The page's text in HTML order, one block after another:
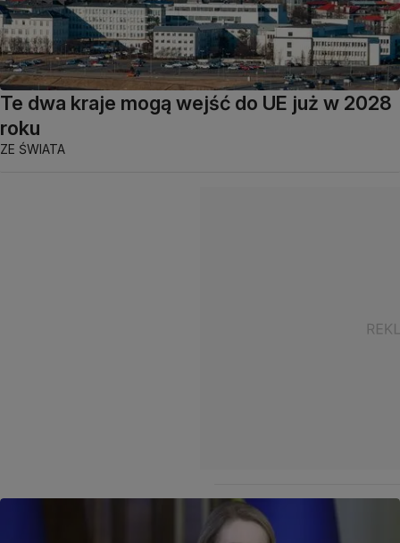
Te dwa kraje mogą wejść do UE już w 2028
roku
ZE ŚWIATA